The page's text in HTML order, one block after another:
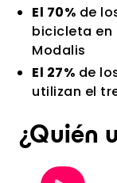
El 70% de
bicicleta en
Modalis
El 27% de
utilizan el
¿Quién